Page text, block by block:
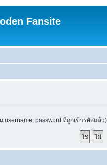
Fansite
password ที่ถูกเข้ารหัสแล้ว)